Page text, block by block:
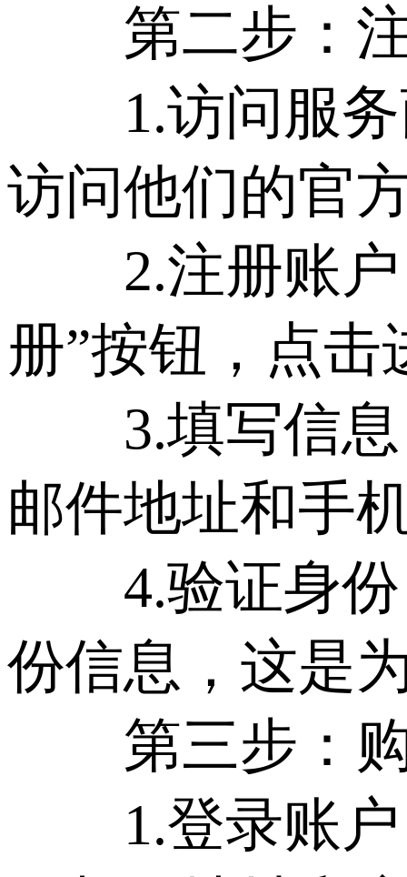
第二步：注
1.访问服务
访问他们的官
2.注册账户
册”按钮，点
3.填写信息
邮件地址和手
4.验证身份
份信息，这是
第三步：购
1.登录账户